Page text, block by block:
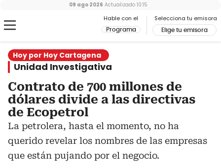
Hable con el
Programa
Selecciona tu emisora
Elige tu emisora
09 ago 2026 Actualizado 10:15
Hoy por Hoy Cartagena
Unidad Investigativa
Contrato de 700 millones de
dólares divide a las directivas
de Ecopetrol
La petrolera, hasta el momento, no ha
querido revelar los nombres de las empresas
que están pujando por el negocio.